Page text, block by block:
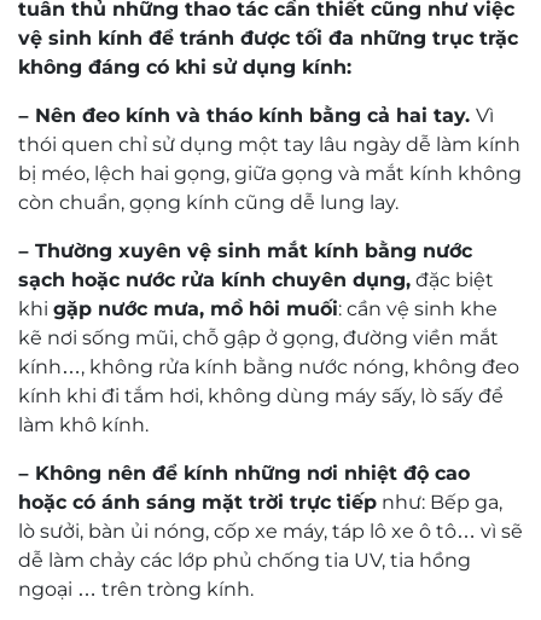
tuân thủ những thao tác cần thiết cũng như việc
vệ sinh kính để tránh được tối đa những trục trặc
không đáng có khi sử dụng kính:
– Nên đeo kính và tháo kính bằng cả hai tay. Vì
thói quen chỉ sử dụng một tay lâu ngày dễ làm kính
bị méo, lệch hai gọng, giữa gọng và mắt kính không
còn chuẩn, gọng kính cũng dễ lung lay.
– Thường xuyên vệ sinh mắt kính bằng nước
sạch hoặc nước rửa kính chuyên dụng, đặc biệt
khi gặp nước mưa, mồ hôi muối: cần vệ sinh khe
kẽ nơi sống mũi, chỗ gập ở gọng, đường viền mắt
kính…, không rửa kính bằng nước nóng, không đeo
kính khi đi tắm hơi, không dùng máy sấy, lò sấy để
làm khô kính.
– Không nên để kính những nơi nhiệt độ cao
hoặc có ánh sáng mặt trời trực tiếp như: Bếp ga,
lò sưởi, bàn ủi nóng, cốp xe máy, táp lô xe ô tô… vì sẽ
dễ làm chảy các lớp phủ chống tia UV, tia hồng
ngoại … trên tròng kính.